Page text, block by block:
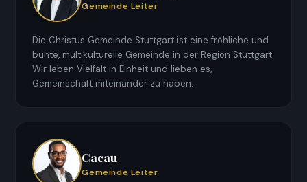
Gemeinde Leiter
Die Christus Gemeinde Stuttgart ist eine fröhliche und
bunte, multikulturelle Gemeinde in der Region Stuttgart.
Wir leben Vielfalt in Einheit und lieben es,
Gemeinschaft miteinander zu haben.
Cacau
Gemeinde Leiter